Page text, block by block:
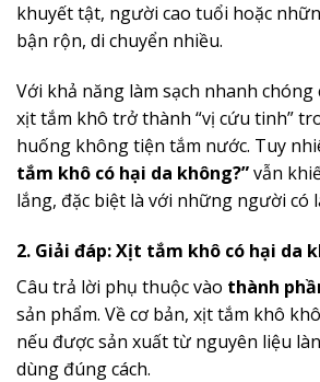
khuyết tật, người cao tuổi hoặc
bận rộn, di chuyển nhiều.
Với khả năng làm sạch nhanh
xịt tắm khô trở thành “vị cứu tinh”
huống không tiện tắm nước. Tuy
tắm khô có hại da không?”vẫn
lắng, đặc biệt là với những người có
2. Giải đáp: Xịt tắm khô có hại da
Câu trả lời phụ thuộc vào thành
sản phẩm. Về cơ bản, xịt tắm khô
nếu được sản xuất từ nguyên liệu
dùng đúng cách.